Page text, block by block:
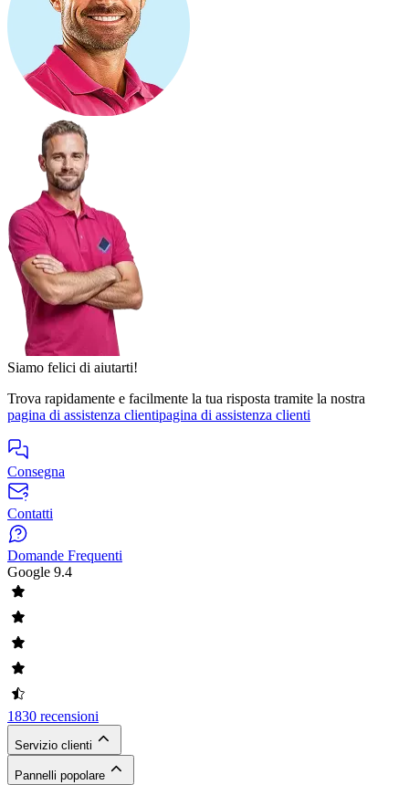
Siamo felici di aiutarti!
Trova rapidamente e facilmente la tua risposta tramite la nostra
pagina di assistenza clientipagina di assistenza clienti
Consegna
Contatti
Domande Frequenti
Google 9.4
1830 recensioni
Servizio clienti
Pannelli popolare